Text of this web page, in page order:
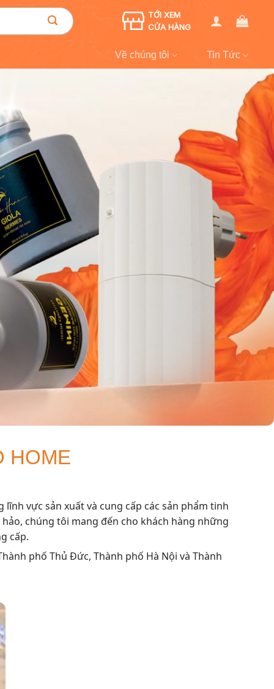
TỚI XEM
CỬA HÀNG
Về chúng tôi Tin Tức
HOME
vực sản xuất và cung cấp các sản phẩm tinh
chúng tôi mang đến cho khách hàng những
cấp.
phố Thủ Đức, Thành phố Hà Nội và Thành